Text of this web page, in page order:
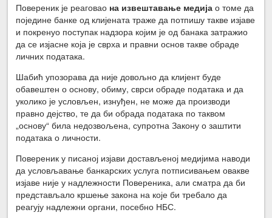
Повереник је реаговао на извештавање медија о томе да
поједине банке од клијената траже да потпишу такве изјаве
и покренуо поступак надзора којим је од банака затражио
да се изјасне која је сврха и правни основ такве обраде
личних података.
Шабић упозорава да није довољно да клијент буде
обавештен о основу, обиму, сврси обраде података и да
уколико је условљен, изнуђен, не може да производи
правно дејство, те да би обрада података по таквом
„основу“ била недозвољена, супротна Закону о заштити
података о личности.
Повереник у писаној изјави достављеној медијима наводи
да условљавање банкарских услуга потписивањем овакве
изјаве није у надлежности Повереника, али сматра да би
представљало кршење закона на које би требало да
реагују надлежни органи, посебно НБС.